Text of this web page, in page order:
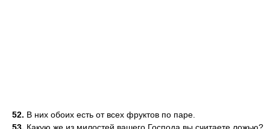
52. В них обоих есть от всех фруктов по паре.